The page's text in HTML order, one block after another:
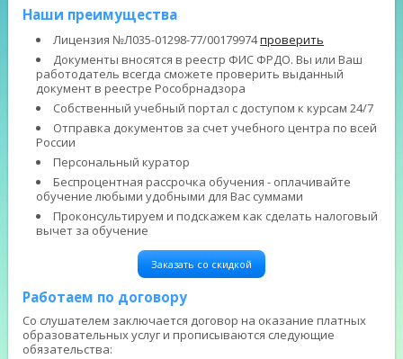
Наши преимущества
Лицензия №Л035-01298-77/00179974проверить
Документы вносятся в реестр ФИС ФРДО. Вы или Ваш
работодатель всегда сможете проверить выданный
документ в реестре Рособрнадзора
Собственный учебный портал с доступом к курсам 24/7
Отправка документов за счет учебного центра по всей
России
Персональный куратор
Беспроцентная рассрочка обучения - оплачивайте
обучение любыми удобными для Вас суммами
Проконсультируем и подскажем как сделать налоговый
вычет за обучение
Заказать со скидкой
Работаем по договору
Со слушателем заключается договор на оказание платных
образовательных услуг и прописываются следующие
обязательства: